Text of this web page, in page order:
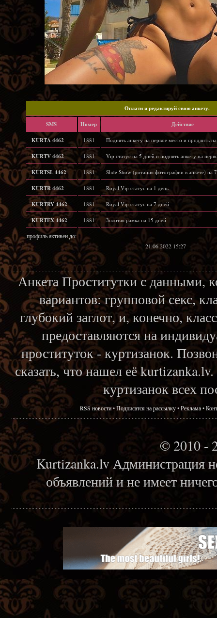
Oплати и редактируй свою анкету.
SMS Hомер Действие
KURTA 4462 1881 Поднять анкету на первое место и продлить
KURTV 4462 1881 Vip статус на 5 дней и поднять анкету на
KURTSL 4462 1881 Slide Show (ротация фотографии в анкете) на
KURTR 4462 1881 Royal Vip статус на 1 день
KURTRY 4462 1881 Royal Vip статус на 7 дней
KURTEX 4462 1881 Золотая рамка на 15 дней
профиль активен до:
21.06.2022 15:27
Анкета Проститутки с данными,
вариантов: групповой секс,
глубокий заглот, и, конечно,
предоставляются на
проституток - куртизанок.
сказать, что нашел её
куртизанок всех
RSS новости•Подписатся на рассылку•Реклама•
© 2010 -
Kurtizanka.lv Администрация
объявлений и не имеет